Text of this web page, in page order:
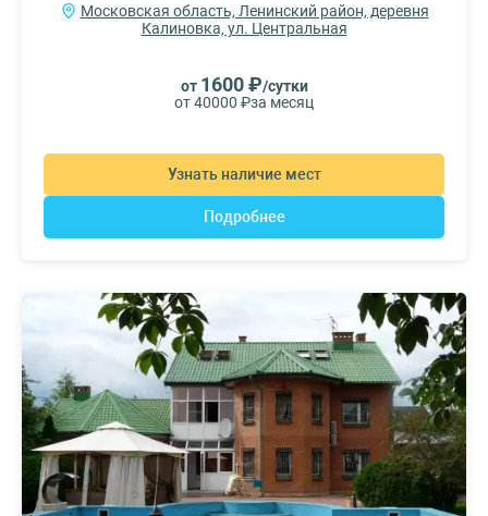
Московская область, Ленинский район, деревня
Калиновка, ул. Центральная
от 1600 ₽/сутки
от 40000 ₽за месяц
Узнать наличие мест
Подробнее